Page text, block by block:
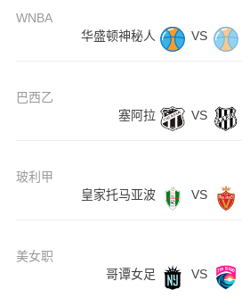
WNBA
华盛顿神秘人
VS
巴西乙
塞阿拉
VS
玻利甲
皇家托马亚波
VS
美女职
哥谭女足
VS